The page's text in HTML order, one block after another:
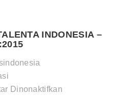
INDONESIA –
Dinonaktifkan